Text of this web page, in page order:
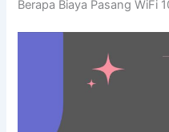
Berapa Biaya Pasang WiFi